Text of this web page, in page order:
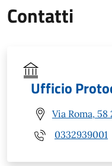
Contatti
Ufficio
Via Roma, 58
0332939001